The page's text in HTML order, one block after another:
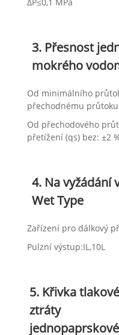
3. Přesnost
mokrého
Od minimálního
přechodnému průtoku
Od přechodového
přetížení (qs) bez: ±2
4. Na vyžádání
Wet Type
Zařízení pro dálkový
Pulzní výstup:IL,10L
5. Křivka tlakové
ztráty
jednopaprskové